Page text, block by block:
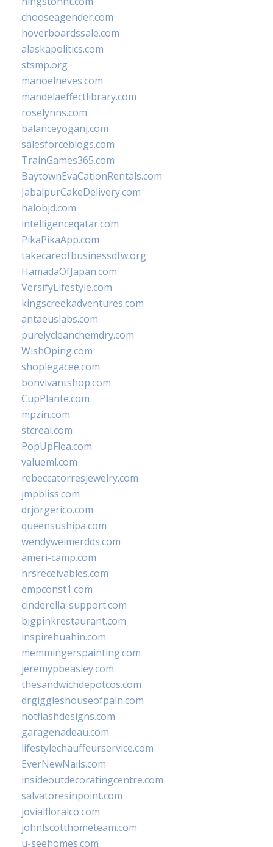
chooseagender.com
hoverboardssale.com
alaskapolitics.com
stsmp.org
manoelneves.com
mandelaeffectlibrary.com
roselynns.com
balanceyoganj.com
salesforceblogs.com
TrainGames365.com
BaytownEvaCationRentals.com
JabalpurCakeDelivery.com
halobjd.com
intelligenceqatar.com
PikaPikaApp.com
takecareofbusinessdfw.org
HamadaOfJapan.com
VersifyLifestyle.com
kingscreekadventures.com
antaeuslabs.com
purelycleanchemdry.com
WishOping.com
shoplegacee.com
bonvivantshop.com
CupPlante.com
mpzin.com
stcreal.com
PopUpFlea.com
valueml.com
rebeccatorresjewelry.com
jmpbliss.com
drjorgerico.com
queensushipa.com
wendyweimerdds.com
ameri-camp.com
hrsreceivables.com
empconst1.com
cinderella-support.com
bigpinkrestaurant.com
inspirehuahin.com
memmingerspainting.com
jeremypbeasley.com
thesandwichdepotcos.com
drgiggleshouseofpain.com
hotflashdesigns.com
garagenadeau.com
lifestylechauffeurservice.com
EverNewNails.com
insideoutdecoratingcentre.com
salvatoresinpoint.com
jovialfloralco.com
johnlscotthometeam.com
u-seehomes.com